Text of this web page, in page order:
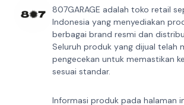
807GARAGE adalah toko retail
Indonesia yang menyediakan
berbagai brand resmi dan
Seluruh produk yang dijual telah
pengecekan untuk memastikan
sesuai standar.
Informasi produk pada halaman